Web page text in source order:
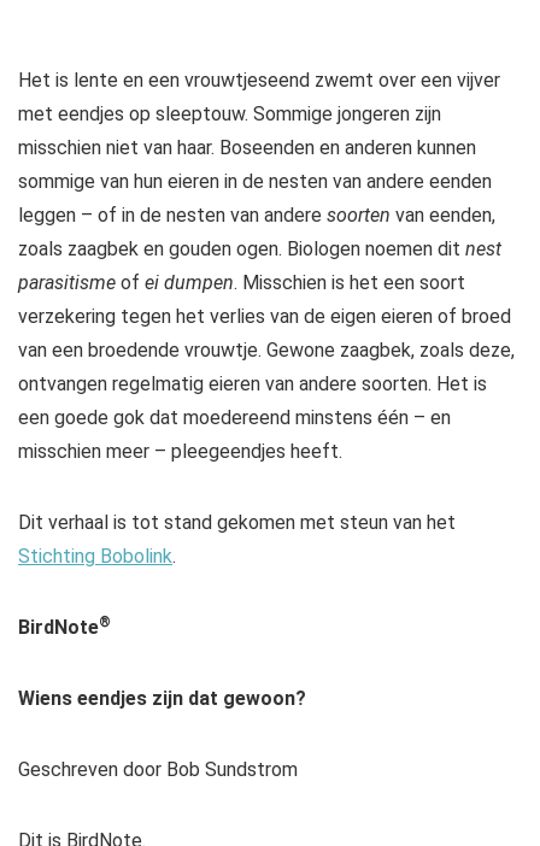
Het is lente en een vrouwtjeseend zwemt over een vijver
met eendjes op sleeptouw. Sommige jongeren zijn
misschien niet van haar. Boseenden en anderen kunnen
sommige van hun eieren in de nesten van andere eenden
leggen – of in de nesten van andere soorten van eenden,
zoals zaagbek en gouden ogen. Biologen noemen dit nest
parasitisme of ei dumpen. Misschien is het een soort
verzekering tegen het verlies van de eigen eieren of broed
van een broedende vrouwtje. Gewone zaagbek, zoals deze,
ontvangen regelmatig eieren van andere soorten. Het is
een goede gok dat moedereend minstens één – en
misschien meer – pleegeendjes heeft.
Dit verhaal is tot stand gekomen met steun van het
Stichting Bobolink.
BirdNote®
Wiens eendjes zijn dat gewoon?
Geschreven door Bob Sundstrom
Dit is BirdNote.